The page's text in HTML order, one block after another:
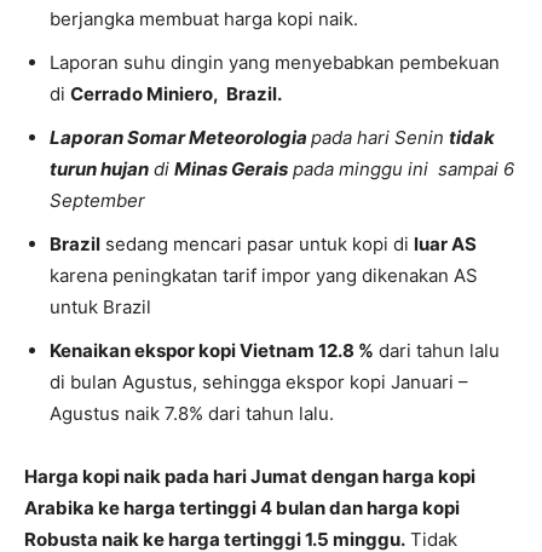
berjangka membuat harga kopi naik.
Laporan suhu dingin yang menyebabkan pembekuan
di Cerrado Miniero, Brazil.
Laporan Somar Meteorologia pada hari Senin tidak
turun hujan di Minas Gerais pada minggu ini sampai 6
September
Brazil sedang mencari pasar untuk kopi di luar AS
karena peningkatan tarif impor yang dikenakan AS
untuk Brazil
Kenaikan ekspor kopi Vietnam 12.8 % dari tahun lalu
di bulan Agustus, sehingga ekspor kopi Januari –
Agustus naik 7.8% dari tahun lalu.
Harga kopi naik pada hari Jumat dengan harga kopi
Arabika ke harga tertinggi 4 bulan dan harga kopi
Robusta naik ke harga tertinggi 1.5 minggu. Tidak